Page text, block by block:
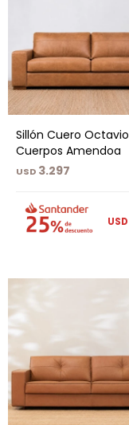
Sillón Cuero
Cuerpos Amendoa
USD 3.297
USD